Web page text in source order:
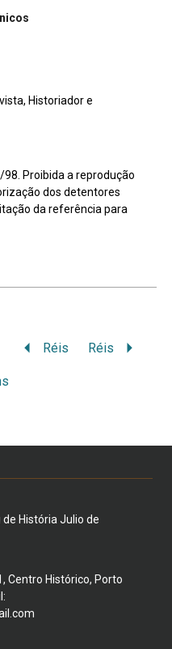
Historiador e
Proibida a reprodução
dos detentores
da referência para
Réis Réis
História Julio de
Centro Histórico, Porto